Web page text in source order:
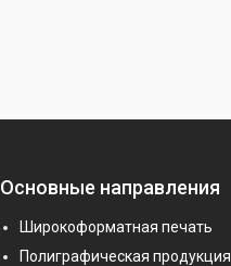
Основные направления
Широкоформатная печать
Полиграфическая продукция